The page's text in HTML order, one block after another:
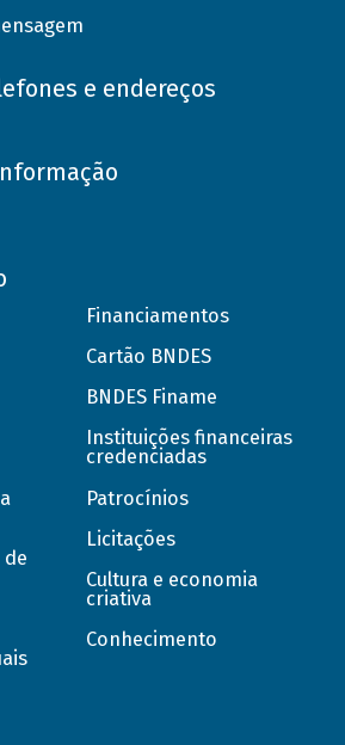
e endereços
de
Financiamentos
Cartão BNDES
BNDES Finame
Instituições financeiras
credenciadas
Patrocínios
Licitações
Cultura e economia
criativa
Conhecimento